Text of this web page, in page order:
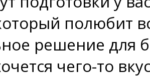
полюбит
решение для
чего-то